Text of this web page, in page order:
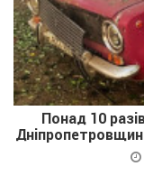
Понад 10